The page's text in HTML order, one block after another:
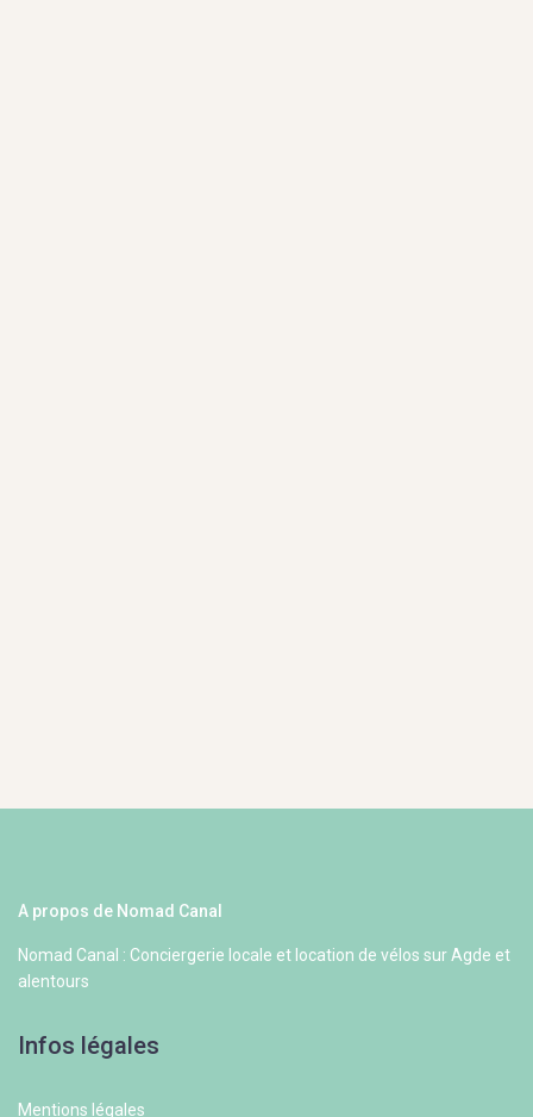
A propos de Nomad Canal
Nomad Canal : Conciergerie locale et location de vélos sur Agde et
alentours
Infos légales
Mentions légales